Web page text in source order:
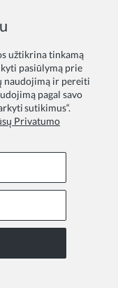
Ji tinka
dėmesio
tarp spalvos
modelis yra
pigmentas
ir lempų
užtikrina tinkamą
pasiūlymą prie
naudojimą ir pereiti
pagal savo
sutikimus“.
Privatumo